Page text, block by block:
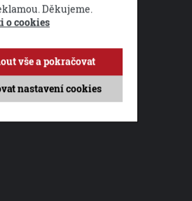
Děkujeme.
o cookies
nastavení cookies
vše a pokračovat